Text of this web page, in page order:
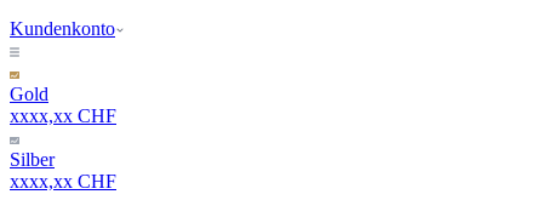
Kundenkonto
Gold
xxxx,xx CHF
Silber
xxxx,xx CHF